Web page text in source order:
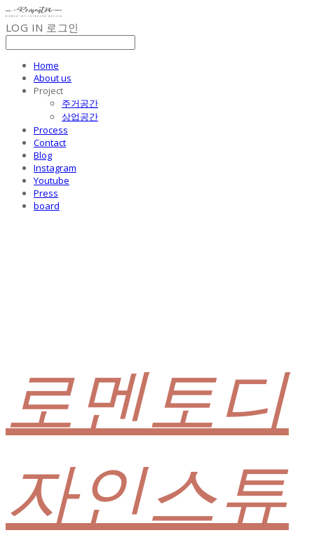
LOG IN 로그인
Home
About us
Project
주거공간
상업공간
Process
Contact
Blog
Instagram
Youtube
Press
board
로멘토디
자인스튜